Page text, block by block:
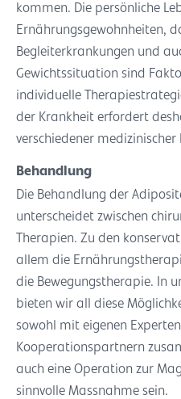
kommen. Die persönliche
Ernährungsgewohnheiten,
Begleiterkrankungen und
Gewichtssituation sind
individuelle
der Krankheit erfordert
verschiedener medizinischer
Behandlung
Die Behandlung der
unterscheidet zwischen
Therapien. Zu den
allem die
die Bewegungstherapie. In
bieten wir all diese
sowohl mit eigenen
Kooperationspartnern
auch eine Operation zur
sinnvolle Massnahme sein.